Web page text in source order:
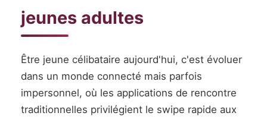
jeunes adultes
Être jeune célibataire aujourd'hui, c'est évoluer
dans un monde connecté mais parfois
impersonnel, où les applications de rencontre
traditionnelles privilégient le swipe rapide aux